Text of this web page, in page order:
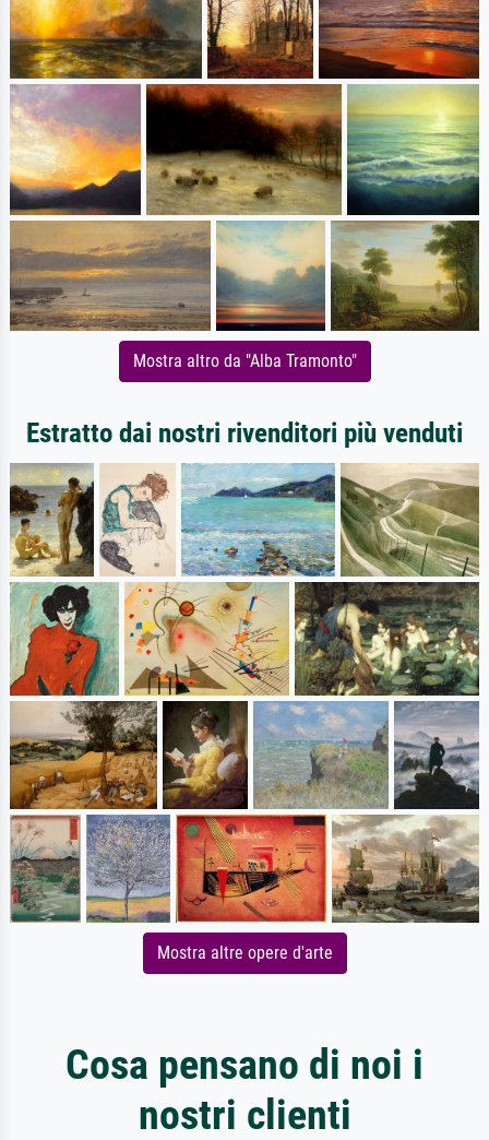
Mostra altro da "Alba Tramonto"
Estratto dai nostri rivenditori più venduti
Mostra altre opere d'arte
Cosa pensano di noi i
nostri clienti